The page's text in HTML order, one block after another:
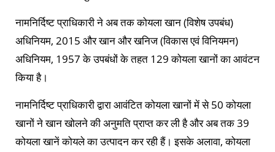
नामनिर्दिष्ट प्राधिकारी ने अब तक कोयला खान (विशेष उपबंध)
अधिनियम, 2015 और खान और खनिज (विकास एवं विनियमन)
अधिनियम, 1957 के उपबंधों के तहत 129 कोयला खानों का आवंटन
किया है।
नामनिर्दिष्ट प्राधिकारी द्वारा आवंटित कोयला खानों में से 50 कोयला
खानों ने खान खोलने की अनुमति प्राप्त कर ली है और अब तक 39
कोयला खानें कोयले का उत्पादन कर रही हैं। इसके अलावा, कोयला